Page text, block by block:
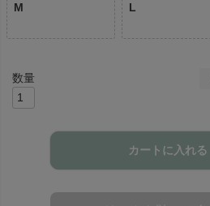
M
L
カートに入れる